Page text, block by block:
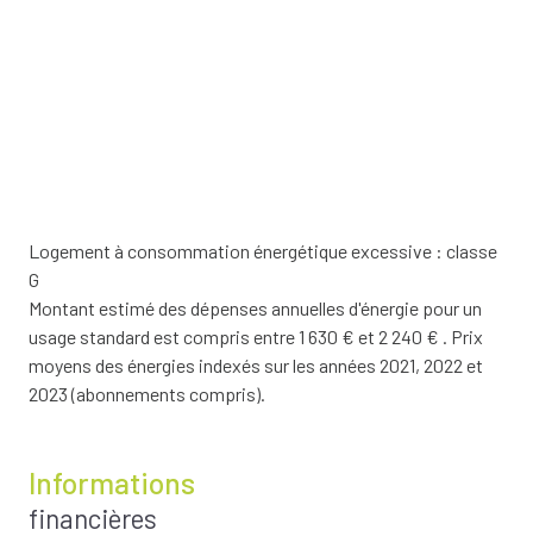
Logement à consommation énergétique excessive : classe
G
Montant estimé des dépenses annuelles d'énergie pour un
usage standard est compris entre 1 630 € et 2 240 € . Prix
moyens des énergies indexés sur les années 2021, 2022 et
2023 (abonnements compris).
Informations
financières